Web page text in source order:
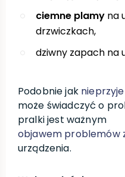
ciemne plamy na
drzwiczkach,
dziwny zapach na
Podobnie jak
może świadczyć o
pralki jest ważnym
objawem problemów
urządzenia.